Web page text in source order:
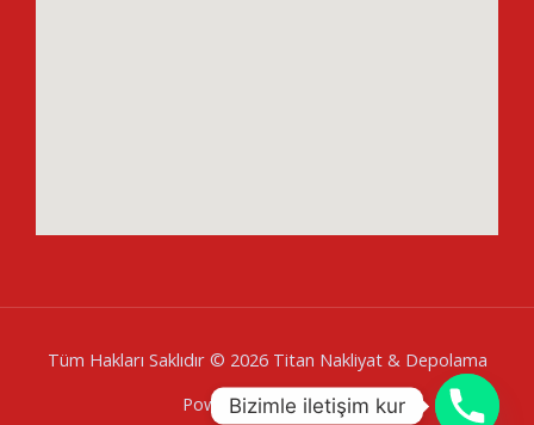
Tüm Hakları Saklıdır © 2026 Titan Nakliyat & Depolama
Powered byBaglares
Bizimle iletişim kur